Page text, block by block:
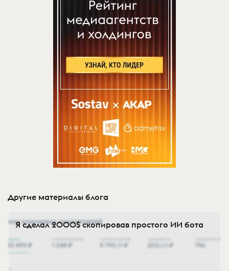
Другие материалы блога
Я сделал 2000$ скопировав простого ИИ бота